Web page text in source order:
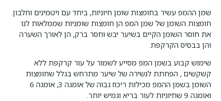
שמן ההמפ עשיר בחומצות שומן חיוניות, ביחד עם ויטמינים וחלבון.
חומצות השומן של שמן המפ הן חומצות שומניות שממלאות לנו
את חוסר השומן הקיים בשיער יבש וחסר ברק, הן לאורך השערה
והן בבסיס הקרקפת.
שימוש קבוע בשמן המפ מסייע לשמור על עור קרקפת ללא
קשקשים , הפחתת לנשירה של שיער מתרחש בגלל שחומצות
השומן בשמן ההמפ מכילות ריכוז גבוה של אומגה 3, אומגה 6
ואומגה 9 שחיוניות לעור בריא וגמיש יותר.